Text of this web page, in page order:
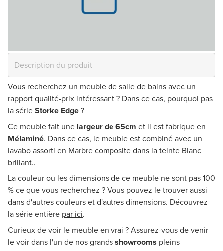
Vous recherchez un meuble de salle de bains avec un
rapport qualité-prix intéressant ? Dans ce cas, pourquoi pas
la sérieStorke Edge?
Ce meuble fait une largeur de 65cm et il est fabrique en
Mélaminé. Dans ce cas, le meuble est combiné avec un
lavabo assorti en Marbre composite dans la teinte Blanc
brillant..
La couleur ou les dimensions de ce meuble ne sont pas 100
% ce que vous recherchez ? Vous pouvez le trouver aussi
dans d'autres couleurs et d'autres dimensions. Découvrez
la série entière par ici.
Curieux de voir le meuble en vrai ? Assurez-vous de venir
le voir dans l'un de nos grandsshowrooms pleins